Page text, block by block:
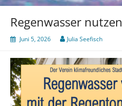
Regenwasser nutzen
Juni 5, 2026 Julia Seefisch